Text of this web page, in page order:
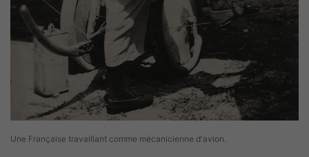
Une Française travaillant comme mécanicienne d'avion.